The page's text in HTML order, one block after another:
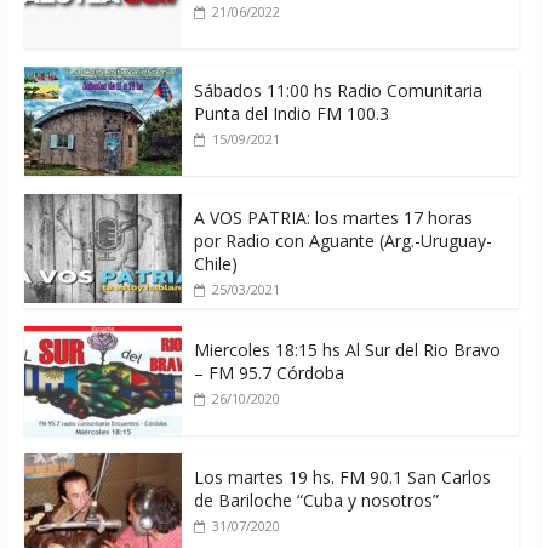
21/06/2022
Sábados 11:00 hs Radio Comunitaria
Punta del Indio FM 100.3
15/09/2021
A VOS PATRIA: los martes 17 horas
por Radio con Aguante (Arg.-Uruguay-
Chile)
25/03/2021
Miercoles 18:15 hs Al Sur del Rio Bravo
– FM 95.7 Córdoba
26/10/2020
Los martes 19 hs. FM 90.1 San Carlos
de Bariloche “Cuba y nosotros”
31/07/2020